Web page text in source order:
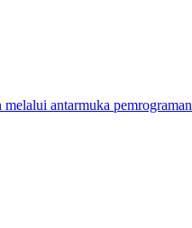
antarmuka pemrograman